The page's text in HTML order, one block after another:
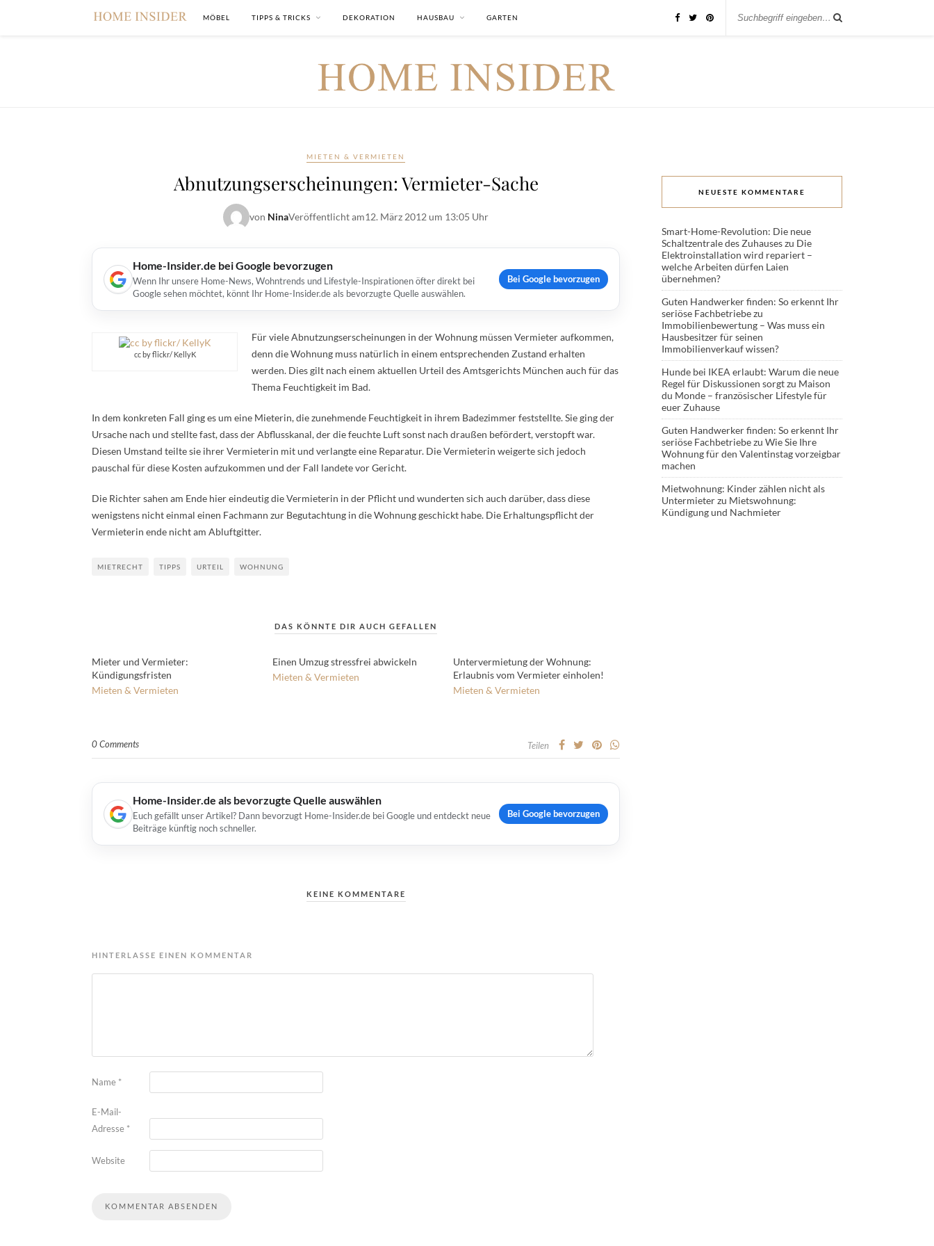
MÖBEL TIPPS & TRICKS DEKORATION HAUSBAU GARTEN
MIETEN & VERMIETEN
Abnutzungserscheinungen: Vermieter-Sache
von NinaVeröffentlicht am12. März 2012 um 13:05 Uhr
Home-Insider.de bei Google bevorzugen
Wenn Ihr unsere Home-News, Wohntrends und Lifestyle-Inspirationen öfter direkt bei
Google sehen möchtet, könnt Ihr Home-Insider.de als bevorzugte Quelle auswählen.
Bei Google bevorzugen
cc by flickr/ KellyK
Für viele Abnutzungserscheinungen in der Wohnung müssen Vermieter aufkommen,
denn die Wohnung muss natürlich in einem entsprechenden Zustand erhalten
werden. Dies gilt nach einem aktuellen Urteil des Amtsgerichts München auch für das
Thema Feuchtigkeit im Bad.
In dem konkreten Fall ging es um eine Mieterin, die zunehmende Feuchtigkeit in ihrem Badezimmer feststellte. Sie ging der
Ursache nach und stellte fast, dass der Abflusskanal, der die feuchte Luft sonst nach draußen befördert, verstopft war.
Diesen Umstand teilte sie ihrer Vermieterin mit und verlangte eine Reparatur. Die Vermieterin weigerte sich jedoch
pauschal für diese Kosten aufzukommen und der Fall landete vor Gericht.
Die Richter sahen am Ende hier eindeutig die Vermieterin in der Pflicht und wunderten sich auch darüber, dass diese
wenigstens nicht einmal einen Fachmann zur Begutachtung in die Wohnung geschickt habe. Die Erhaltungspflicht der
Vermieterin ende nicht am Abluftgitter.
MIETRECHT TIPPS URTEIL WOHNUNG
DAS KÖNNTE DIR AUCH GEFALLEN
Mieter und Vermieter:
Kündigungsfristen
Mieten & Vermieten
Einen Umzug stressfrei abwickeln
Mieten & Vermieten
Untervermietung der Wohnung:
Erlaubnis vom Vermieter einholen!
Mieten & Vermieten
0 Comments Teilen
Home-Insider.de als bevorzugte Quelle auswählen
Euch gefällt unser Artikel? Dann bevorzugt Home-Insider.de bei Google und entdeckt neue
Beiträge künftig noch schneller.
Bei Google bevorzugen
KEINE KOMMENTARE
HINTERLASSE EINEN KOMMENTAR
Name *
E-Mail-
Adresse *
Website
NEUESTE KOMMENTARE
Smart-Home-Revolution: Die neue
Schaltzentrale des Zuhauseszu Die
Elektroinstallation wird repariert –
welche Arbeiten dürfen Laien
übernehmen?
Guten Handwerker finden: So erkennt Ihr
seriöse Fachbetriebezu
Immobilienbewertung – Was muss ein
Hausbesitzer für seinen
Immobilienverkauf wissen?
Hunde bei IKEA erlaubt: Warum die neue
Regel für Diskussionen sorgtzu Maison
du Monde – französischer Lifestyle für
euer Zuhause
Guten Handwerker finden: So erkennt Ihr
seriöse Fachbetriebezu Wie Sie Ihre
Wohnung für den Valentinstag vorzeigbar
machen
Mietwohnung: Kinder zählen nicht als
Untermieterzu Mietswohnung:
Kündigung und Nachmieter